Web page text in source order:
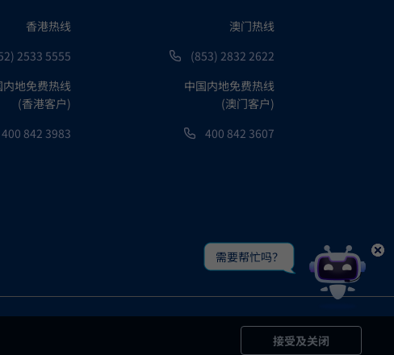
资产收取；或(二)透过
故所列之单位价格 /
的风险，请参阅本强
独立专业人士意见。各
作出检讨，有可能在
赖作为投资决定及选
需要帮忙吗？
接受及关闭
香港热线
2533 5555
内地免费热线
(香港客户)
400 842 3983
澳门热线
(853) 2832 2622
中国内地免费热线
(澳门客户)
400 842 3607